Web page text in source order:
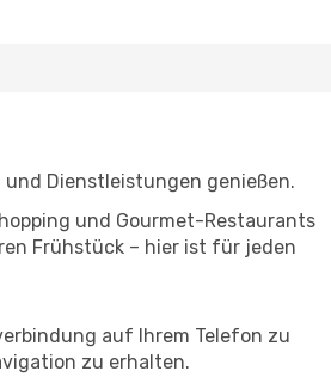
Dienstleistungen genießen.
und Gourmet-Restaurants
Frühstück – hier ist für jeden
auf Ihrem Telefon zu
zu erhalten.